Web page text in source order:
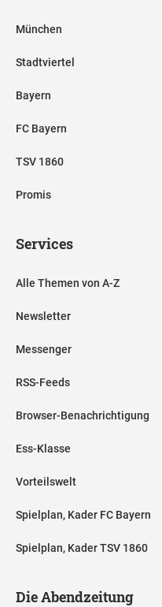
München
Stadtviertel
Bayern
FC Bayern
TSV 1860
Promis
Services
Alle Themen von A-Z
Newsletter
Messenger
RSS-Feeds
Browser-Benachrichtigung
Ess-Klasse
Vorteilswelt
Spielplan, Kader FC Bayern
Spielplan, Kader TSV 1860
Die Abendzeitung